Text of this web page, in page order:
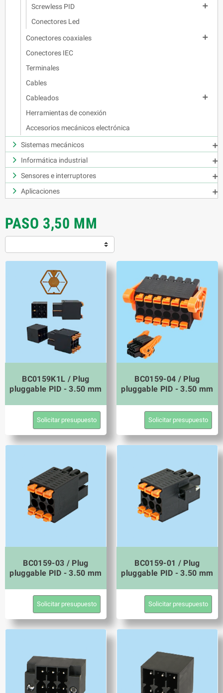
Screwless PID

Conectores Led
Conectores coaxiales

Conectores IEC
Terminales
Cables
Cableados

Herramientas de conexión
Accesorios mecánicos electrónica
Sistemas mecánicos

Informática industrial

Sensores e interruptores

Aplicaciones

PASO 3,50 MM
BC0159K1L / Plug
pluggable PID - 3.50 mm
Solicitar presupuesto
BC0159-04 / Plug
pluggable PID - 3.50 mm
Solicitar presupuesto
BC0159-03 / Plug
pluggable PID - 3.50 mm
Solicitar presupuesto
BC0159-01 / Plug
pluggable PID - 3.50 mm
Solicitar presupuesto